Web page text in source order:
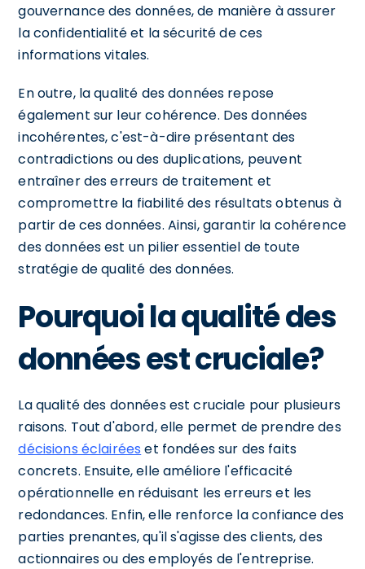
gouvernance des données, de manière à assurer
la confidentialité et la sécurité de ces
informations vitales.
En outre, la qualité des données repose
également sur leur cohérence. Des données
incohérentes, c'est-à-dire présentant des
contradictions ou des duplications, peuvent
entraîner des erreurs de traitement et
compromettre la fiabilité des résultats obtenus à
partir de ces données. Ainsi, garantir la cohérence
des données est un pilier essentiel de toute
stratégie de qualité des données.
Pourquoi la qualité des
données est cruciale?
La qualité des données est cruciale pour plusieurs
raisons. Tout d'abord, elle permet de prendre des
décisions éclairées et fondées sur des faits
concrets. Ensuite, elle améliore l'efficacité
opérationnelle en réduisant les erreurs et les
redondances. Enfin, elle renforce la confiance des
parties prenantes, qu'il s'agisse des clients, des
actionnaires ou des employés de l'entreprise.